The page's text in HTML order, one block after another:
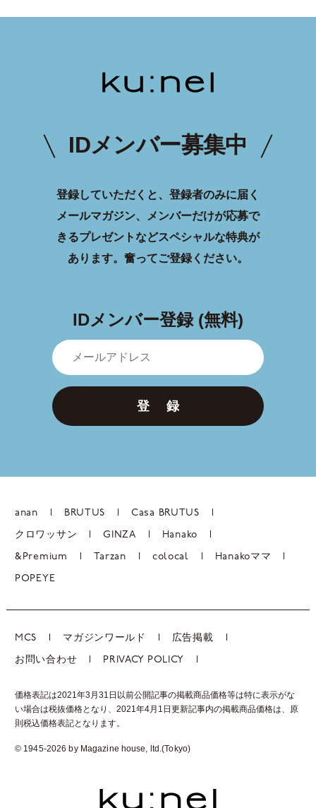
IDメンバー募集中
登録していただくと、登録者のみに届く
メールマガジン、メンバーだけが応募で
きるプレゼントなどスペシャルな特典が
あります。 奮ってご登録ください。
IDメンバー登録 (無料)
登 録
anan BRUTUS Casa BRUTUS
クロワッサン GINZA Hanako
&Premium Tarzan colocal Hanakoママ
POPEYE
MCS マガジンワールド 広告掲載
お問い合わせ PRIVACY POLICY
価格表記は2021年3月31日以前公開記事の掲載商品価格等は特に表示がな
い場合は税抜価格となり、2021年4月1日更新記事内の掲載商品価格は、 原
則税込価格表記となります。
© 1945-2026 by Magazine house, ltd.(Tokyo)